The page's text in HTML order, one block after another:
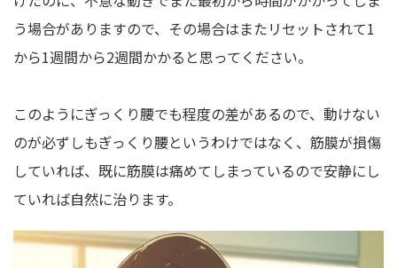
う場合がありますので、その場合はまたリセットされて1
から1週間から2週間かかると思ってください。
このようにぎっくり腰でも程度の差があるので、動けない
のが必ずしもぎっくり腰というわけではなく、筋膜が損傷
していれば、既に筋膜は痛めてしまっているので安静にし
ていれば自然に治ります。